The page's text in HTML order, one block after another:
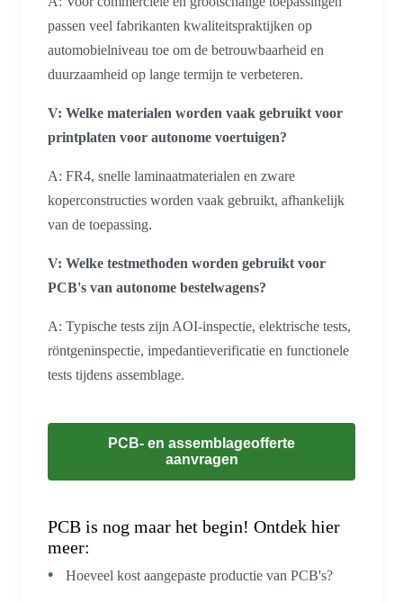
passen veel fabrikanten kwaliteitspraktijken op
automobielniveau toe om de betrouwbaarheid en
duurzaamheid op lange termijn te verbeteren.
V: Welke materialen worden vaak gebruikt voor
printplaten voor autonome voertuigen?
A: FR4, snelle laminaatmaterialen en zware
koperconstructies worden vaak gebruikt, afhankelijk
van de toepassing.
V: Welke testmethoden worden gebruikt voor
PCB's van autonome bestelwagens?
A: Typische tests zijn AOI-inspectie, elektrische tests,
röntgeninspectie, impedantieverificatie en functionele
tests tijdens assemblage.
PCB- en assemblageofferte
aanvragen
PCB is nog maar het begin! Ontdek hier
meer:
Hoeveel kost aangepaste productie van PCB's?